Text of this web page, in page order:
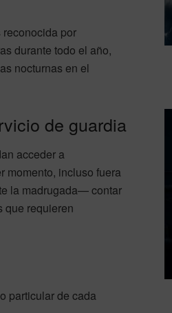
por
durante todo el año,
nocturnas en el
de guardia
acceder a
momento, incluso fuera
la madrugada— contar
que requieren
particular de cada